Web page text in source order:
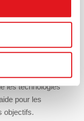
a toujours
de la passion
nous
et à
performances .
les technologies
pour les
objectifs.